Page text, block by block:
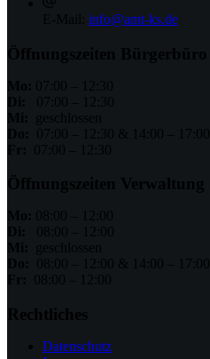
E-Mail: info@amt-ks.de
Öffnungszeiten
Mo: 07:00 – 12:30
Di:
07:00 – 12:30
Mi:
geschlossen
Do:
07:00 – 12:30 & 14:00 – 17:00
Fr:
07:00 – 12:30
Öffnungszeiten
Mo: 08:00 – 12:00
Di:
08:00 – 12:00
Mi:
geschlossen
Do:
08:00 – 12:00 & 14:00 – 17:00
Fr:
08:00 – 12:00
Rechtliches
Datenschutz